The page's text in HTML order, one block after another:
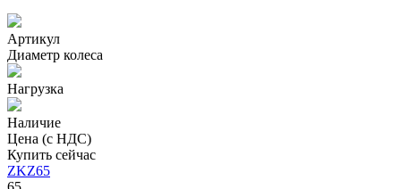
Артикул
Диаметр колеса
Нагрузка
Наличие
Цена (с НДС)
Купить сейчас
ZKZ65